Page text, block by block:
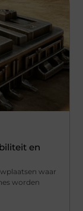
en
waar
worden